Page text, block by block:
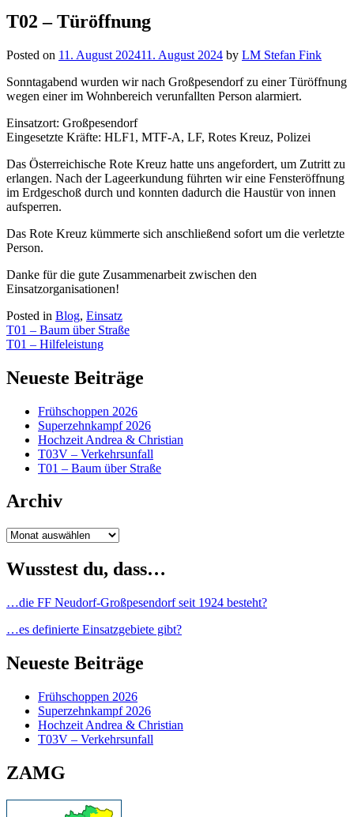
T02 – Türöffnung
Posted on 11. August 202411. August 2024 by LM Stefan Fink
Sonntagabend wurden wir nach Großpesendorf zu einer Türöffnung
wegen einer im Wohnbereich verunfallten Person alarmiert.
Einsatzort: Großpesendorf
Eingesetzte Kräfte: HLF1, MTF-A, LF, Rotes Kreuz, Polizei
Das Österreichische Rote Kreuz hatte uns angefordert, um Zutritt zu
erlangen. Nach der Lageerkundung führten wir eine Fensteröffnung
im Erdgeschoß durch und konnten dadurch die Haustür von innen
aufsperren.
Das Rote Kreuz kümmerte sich anschließend sofort um die verletzte
Person.
Danke für die gute Zusammenarbeit zwischen den
Einsatzorganisationen!
Posted in Blog, Einsatz
Beitragsnavigation
T01 – Baum über Straße
T01 – Hilfeleistung
Neueste Beiträge
Frühschoppen 2026
Superzehnkampf 2026
Hochzeit Andrea & Christian
T03V – Verkehrsunfall
T01 – Baum über Straße
Archiv
Archiv
Wusstest du, dass…
…die FF Neudorf-Großpesendorf seit 1924 besteht?
…es definierte Einsatzgebiete gibt?
Neueste Beiträge
Frühschoppen 2026
Superzehnkampf 2026
Hochzeit Andrea & Christian
T03V – Verkehrsunfall
ZAMG